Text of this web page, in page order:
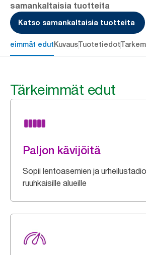
samankaltaisia tuotteita
Katso samankaltaisia tuotteita
edutKuvausTuotetiedot
Tärkeimmät edut
Paljon kävijöitä
Sopii lentoasemien ja
ruuhkaisille alueille